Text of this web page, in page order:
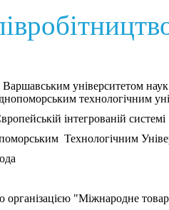
університетом
технологічним
інтегрованій системі
Технологічним
"Міжнародне